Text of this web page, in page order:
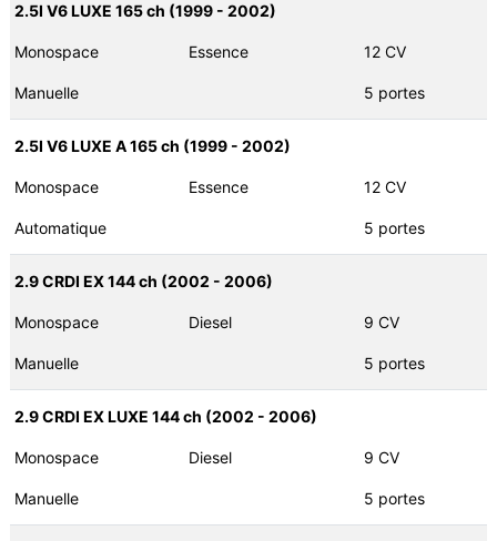
2.5I V6 LUXE 165 ch (1999 - 2002)
Monospace Essence 12 CV
Manuelle 5 portes
2.5I V6 LUXE A 165 ch (1999 - 2002)
Monospace Essence 12 CV
Automatique 5 portes
2.9 CRDI EX 144 ch (2002 - 2006)
Monospace Diesel 9 CV
Manuelle 5 portes
2.9 CRDI EX LUXE 144 ch (2002 - 2006)
Monospace Diesel 9 CV
Manuelle 5 portes